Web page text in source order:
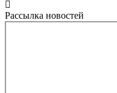
Рассылка новостей